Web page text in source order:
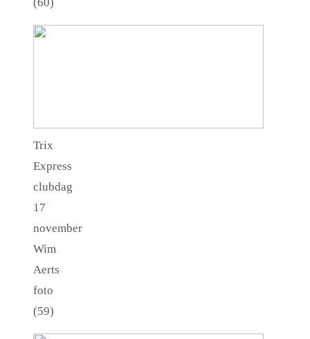
Trix
Express
clubdag
17
november
Wim
Aerts
foto
(59)